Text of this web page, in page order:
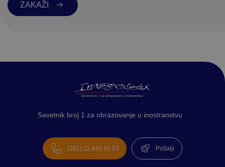
ZAKAŽI
Savetnik broj 1 za obrazovanje u inostranstvu
(381) 11 440 45 53 Pošalji